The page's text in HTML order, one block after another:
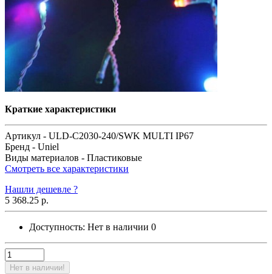
Краткие характеристики
Артикул - ULD-C2030-240/SWK MULTI IP67
Бренд - Uniel
Виды материалов - Пластиковые
Смотреть все характеристики
Нашли дешевле ?
5 368.25 р.
Доступность: Нет в наличии 0
Нет в наличии!